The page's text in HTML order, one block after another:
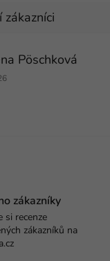
Pöschková
obchodu je 5 z 5
zákazníky
si recenze
zákazníků na